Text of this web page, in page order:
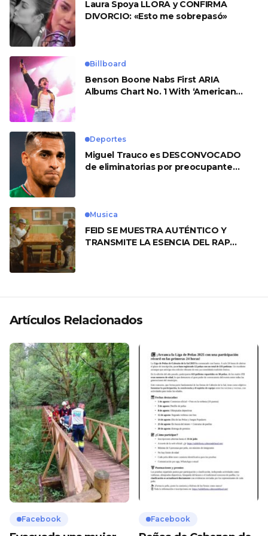
Laura Spoya LLORA y CONFIRMA
DIVORCIO: «Esto me sobrepasó»
Billboard
Benson Boone Nabs First ARIA
Albums Chart No. 1 With ‘American
Deportes
Miguel Trauco es DESCONVOCADO
de eliminatorias por preocupante
Musica
FEID SE MUESTRA AUTÉNTICO Y
TRANSMITE LA ESENCIA DEL RAP
Artículos Relacionados
Facebook Facebook